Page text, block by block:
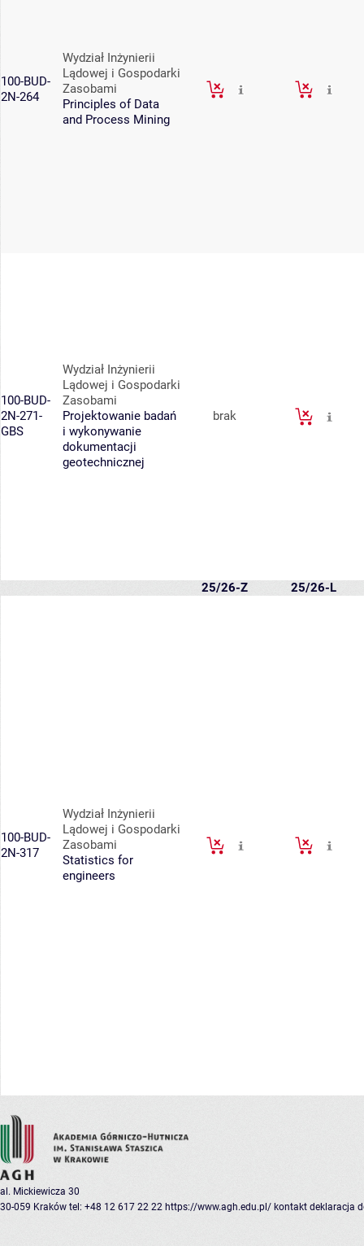
100-BUD-
2N-264
Wydział Inżynierii
Lądowej i Gospodarki
Zasobami
Principles of Data
and Process Mining
100-BUD-
2N-271-
GBS
Wydział Inżynierii
Lądowej i Gospodarki
Zasobami
Projektowanie badań
i wykonywanie
dokumentacji
geotechnicznej
brak
25/26-Z 25/26-L
100-BUD-
2N-317
Wydział Inżynierii
Lądowej i Gospodarki
Zasobami
Statistics for
engineers
al. Mickiewicza 30
30-059 Kraków tel: +48 12 617 22 22 https://www.agh.edu.pl/ kontakt deklaracja